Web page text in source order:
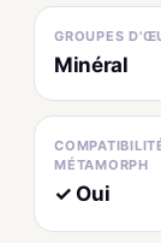
GROUPES
Minéral
MÉTAMORPH
✓ Oui